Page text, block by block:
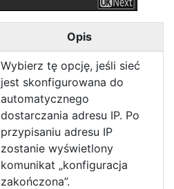
Opis
Wybierz tę opcję, jeśli sieć
jest skonfigurowana do
automatycznego
dostarczania adresu IP. Po
przypisaniu adresu IP
zostanie wyświetlony
komunikat „konfiguracja
zakończona”.